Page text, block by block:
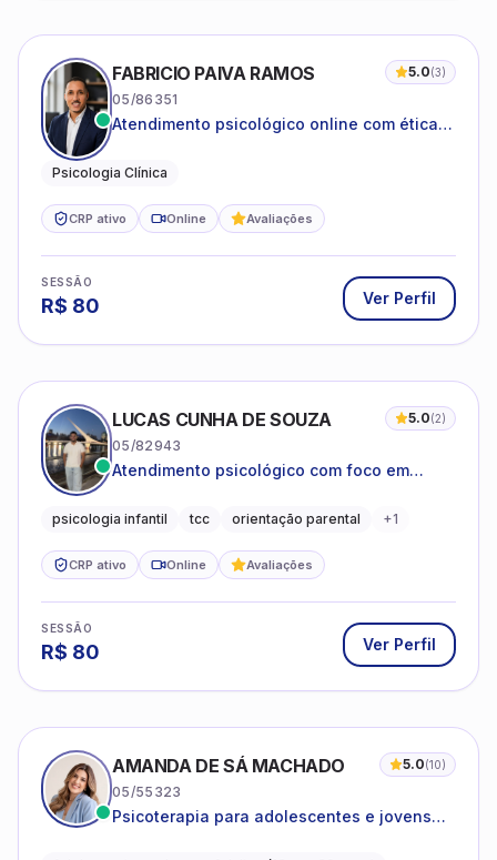
FABRICIO PAIVA RAMOS 5.0(3)
05/86351
Atendimento psicológico online com ética,
Psicologia Clínica
CRP ativo Online Avaliações
SESSÃO
R$ 80 Ver Perfil
LUCAS CUNHA DE SOUZA 5.0(2)
05/82943
Atendimento psicológico com foco em
promovendo equilíbrio emocional e
psicologia infantil tcc orientação parental +1
CRP ativo Online Avaliações
SESSÃO
R$ 80 Ver Perfil
AMANDA DE SÁ MACHADO 5.0(10)
05/55323
Psicoterapia para adolescentes e jovens